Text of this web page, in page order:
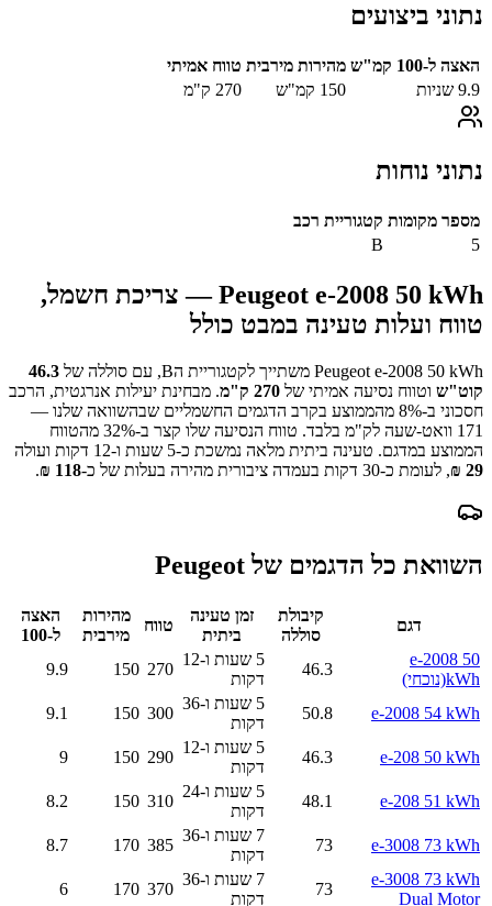
נתוני ביצועים
האצה ל-100 קמ"ש מהירות מירבית טווח אמיתי
9.9 שניות 150 קמ"ש 270 ק"מ
נתוני נוחות
מספר מקומות קטגוריית רכב
5
B
Peugeot e-2008 50 kWh— צריכת חשמל,
טווח ועלות טעינה במבט כולל
Peugeot e-2008 50 kWh משתייך לקטגוריית הB, עם סוללה של 46.3
קוט"ש וטווח נסיעה אמיתי של 270 ק"מ. מבחינת יעילות אנרגטית, הרכב
חסכוני ב-
8% מהממוצע בקרב הדגמים החשמליים שבהשוואה שלנו —
171 וואט-שעה לק"מ בלבד. טווח הנסיעה שלו קצר ב- 32 % מהטווח
הממוצע במדגם. טעינה ביתית מלאה נמשכת כ-5 שעות ו-12 דקות
ועולה
29
₪, לעומת כ-30 דקות בעמדה ציבורית מהירה בעלות של כ-118
₪
.
השוואת כל הדגמים שלPeugeot
דגם
קיבולת
סוללה
זמן טעינה
ביתית
טווח
מהירות
מירבית
האצה
ל-100
e-2008 50
kWh(נוכחי)
46.3
5 שעות ו-12
דקות
270
150
9.9
e-2008 54 kWh
50.8
5 שעות ו-36
דקות
300
150
9.1
e-208 50 kWh
46.3
5 שעות ו-12
דקות
290
150
9
e-208 51 kWh
48.1
5 שעות ו-24
דקות
310
150
8.2
e-3008 73 kWh
73
7 שעות ו-36
דקות
385
170
8.7
e-3008 73 kWh
Dual Motor
73
7 שעות ו-36
דקות
370
170
6